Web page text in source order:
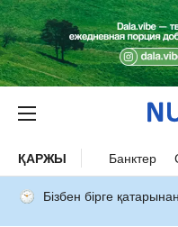
ҚАРЖЫ Банктер
Бізбен бірге